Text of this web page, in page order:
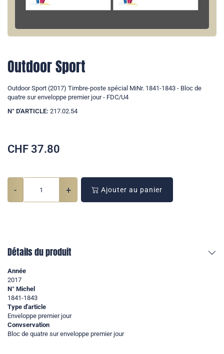
Outdoor Sport
Outdoor Sport (2017) Timbre-poste spécial MiNr. 1841-1843 - Bloc de
quatre sur enveloppe premier jour - FDC/U4
N° D'ARTICLE: 217.02.54
CHF 37.80
- + Ajouter au panier
Détails du produit
Année
2017
N° Michel
1841-1843
Type d'article
Enveloppe premier jour
Convservation
Bloc de quatre sur enveloppe premier jour